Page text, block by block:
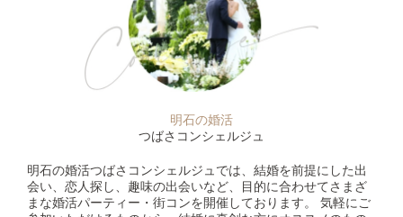
明石の婚活
つばさコンシェルジュ
明石の婚活つばさコンシェルジュでは、結婚を前提にした出
会い、恋人探し、趣味の出会いなど、目的に合わせてさまざ
まな婚活パーティー・街コンを開催しております。 気軽にご